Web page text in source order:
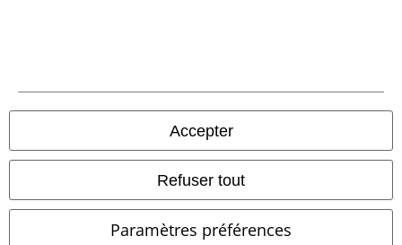
Accepter
Refuser tout
Paramètres préférences
Boutiques en ligne EMP
EMP International